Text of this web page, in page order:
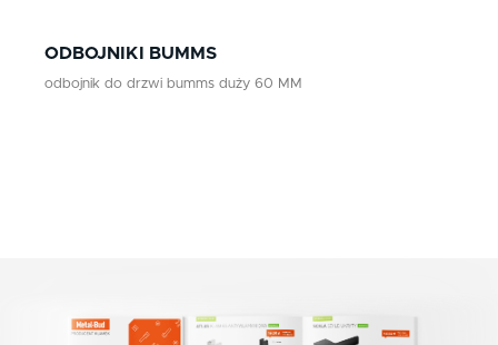
czarny
ODBOJNIKI BUMMS
odbojnik do drzwi bumms duży 60 MM